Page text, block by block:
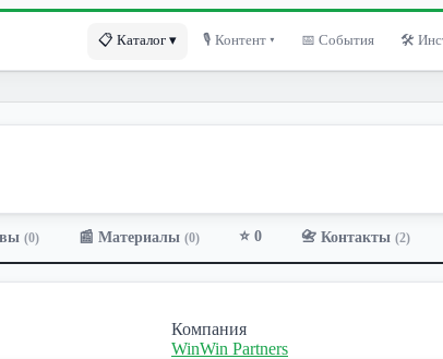
📋 Каталог ▾ 🎙 Контент ▾ 📅 События 🛠
(0) 📰 Материалы (0) ⭐ 0 📇 Контакты (2)
Компания
WinWin Partners